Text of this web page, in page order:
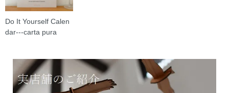
Do It Yourself Calen
dar---carta pura